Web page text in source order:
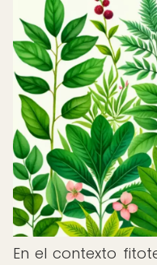
En el contexto